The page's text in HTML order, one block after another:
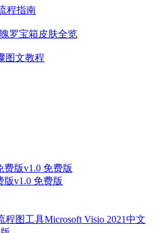
程指南
罗宝箱皮肤全览
图文教程
版v1.0 免费版